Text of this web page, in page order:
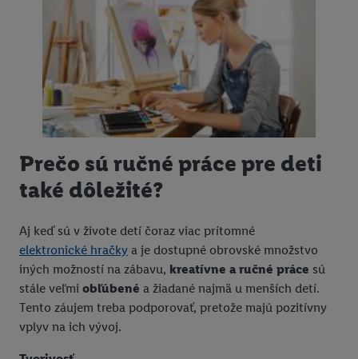
Prečo sú ručné práce pre deti
také dôležité?
Aj keď sú v živote detí čoraz viac prítomné
elektronické hračky a je dostupné obrovské množstvo
iných možností na zábavu, kreatívne a ručné práce sú
stále veľmi obľúbené a žiadané najmä u menších detí.
Tento záujem treba podporovať, pretože majú pozitívny
vplyv na ich vývoj.